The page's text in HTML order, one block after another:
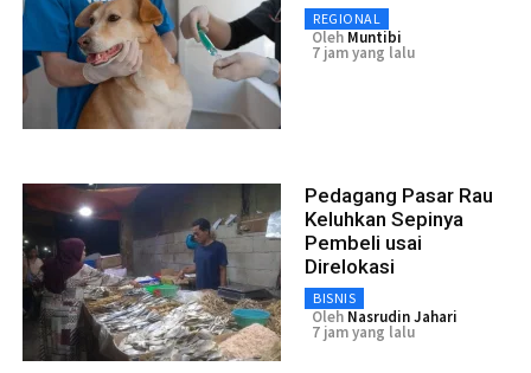
REGIONAL
Oleh Muntibi
7 jam yang lalu
Pedagang Pasar Rau
Keluhkan Sepinya
Pembeli usai
Direlokasi
BISNIS
Oleh Nasrudin Jahari
7 jam yang lalu